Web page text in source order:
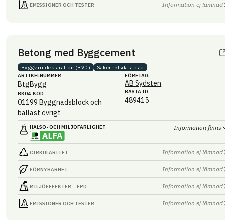
EMISSIONER OCH TESTER Information ej lämnad
Betong med Byggcement
Byggvaru­deklaration (BVD)
Säkerhets­datablad
ARTIKEL­NUMMER
BtgBygg
BK04-KOD
01199 Byggnadsblock och
ballast övrigt
FÖRETAG
AB Sydsten
BASTA ID
489415
HÄLSO- OCH MILJÖ­FARLIGHET Information finns
CIRKULARITET Information ej lämnad
FÖRNYBARHET Information ej lämnad
MILJÖEFFEKTER – EPD Information ej lämnad
EMISSIONER OCH TESTER Information ej lämnad